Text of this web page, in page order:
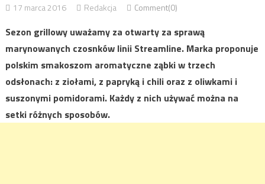
17 marca 2016 Redakcja Comment(0)
Sezon grillowy uważamy za otwarty za sprawą
marynowanych czosnków linii Streamline. Marka proponuje
polskim smakoszom aromatyczne ząbki w trzech
odsłonach: z ziołami, z papryką i chili oraz z oliwkami i
suszonymi pomidorami. Każdy z nich używać można na
setki różnych sposobów.